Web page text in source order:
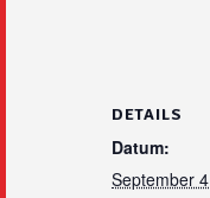
DETAILS
Datum:
September 4